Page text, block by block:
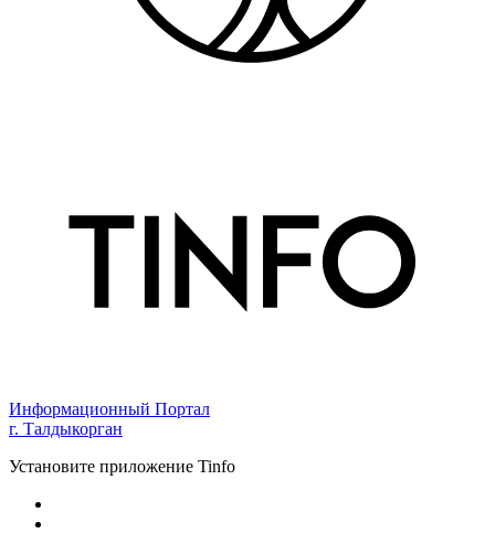
Информационный Портал
г. Талдыкорган
Установите приложение Tinfo